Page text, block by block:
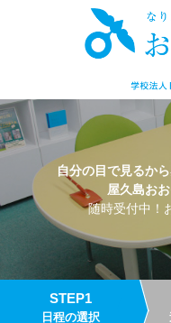
自分の目で見るか
屋久島お
随時受付中！
STEP1
日程の選択